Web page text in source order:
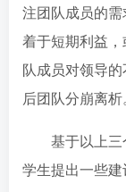
注团队成员的
着于短期利益
队成员对领导
后团队分崩离析。
基于以上
学生提出一些建